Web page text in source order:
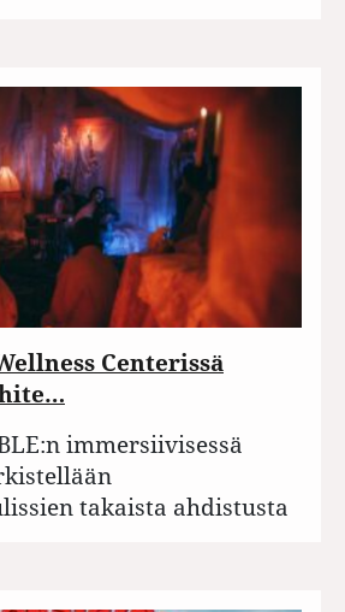
Centerissä
immersiivisessä
takaista ahdistusta